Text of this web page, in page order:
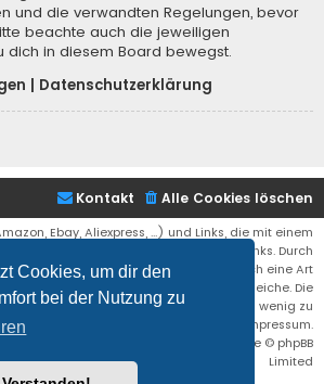
Cookies, um dir den
bei der Nutzung zu
und die verwandten Regelungen, bevor
beachte auch die jeweiligen
dich in diesem Board bewegst.
Datenschutzerklärung
Alle Cookies löschen
Kontakt
Ebay, Aliexpress, ...) und Links, die mit einem
kann es sich um sogenannte Affiliate Links. Durch
über einen Affiliate Link erhälte ich eine Art
Für euch bleibt der Preis der gleiche. Die
die Hostgebühren für diese Webseite ein wenig zu
reduzieren. Siehe auch das Impressum.
® Forum Software © phpBB
Limited